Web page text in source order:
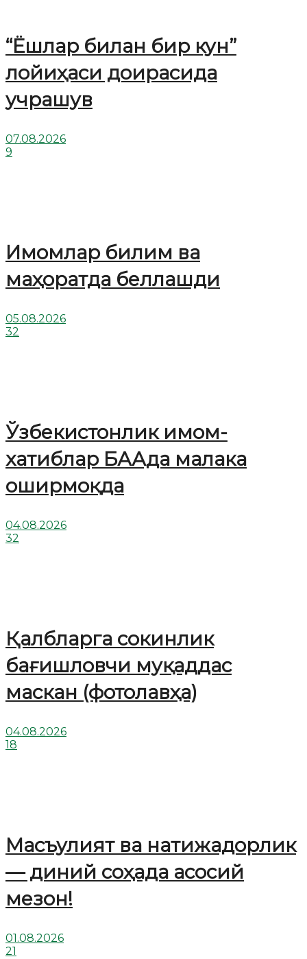
“Ёшлар билан бир кун”
лойиҳаси доирасида
учрашув
07.08.2026
9
Имомлар билим ва
маҳоратда беллашди
05.08.2026
32
Ўзбекистонлик имом-
хатиблар БААда малака
оширмоқда
04.08.2026
32
Қалбларга сокинлик
бағишловчи муқаддас
маскан (фотолавҳа)
04.08.2026
18
Масъулият ва натижадорлик
— диний соҳада асосий
мезон!
01.08.2026
21